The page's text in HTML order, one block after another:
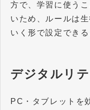
方で、学習に使う
いため、ルールは
いく形で設定でき
デジタルリ
PC・タブレットを